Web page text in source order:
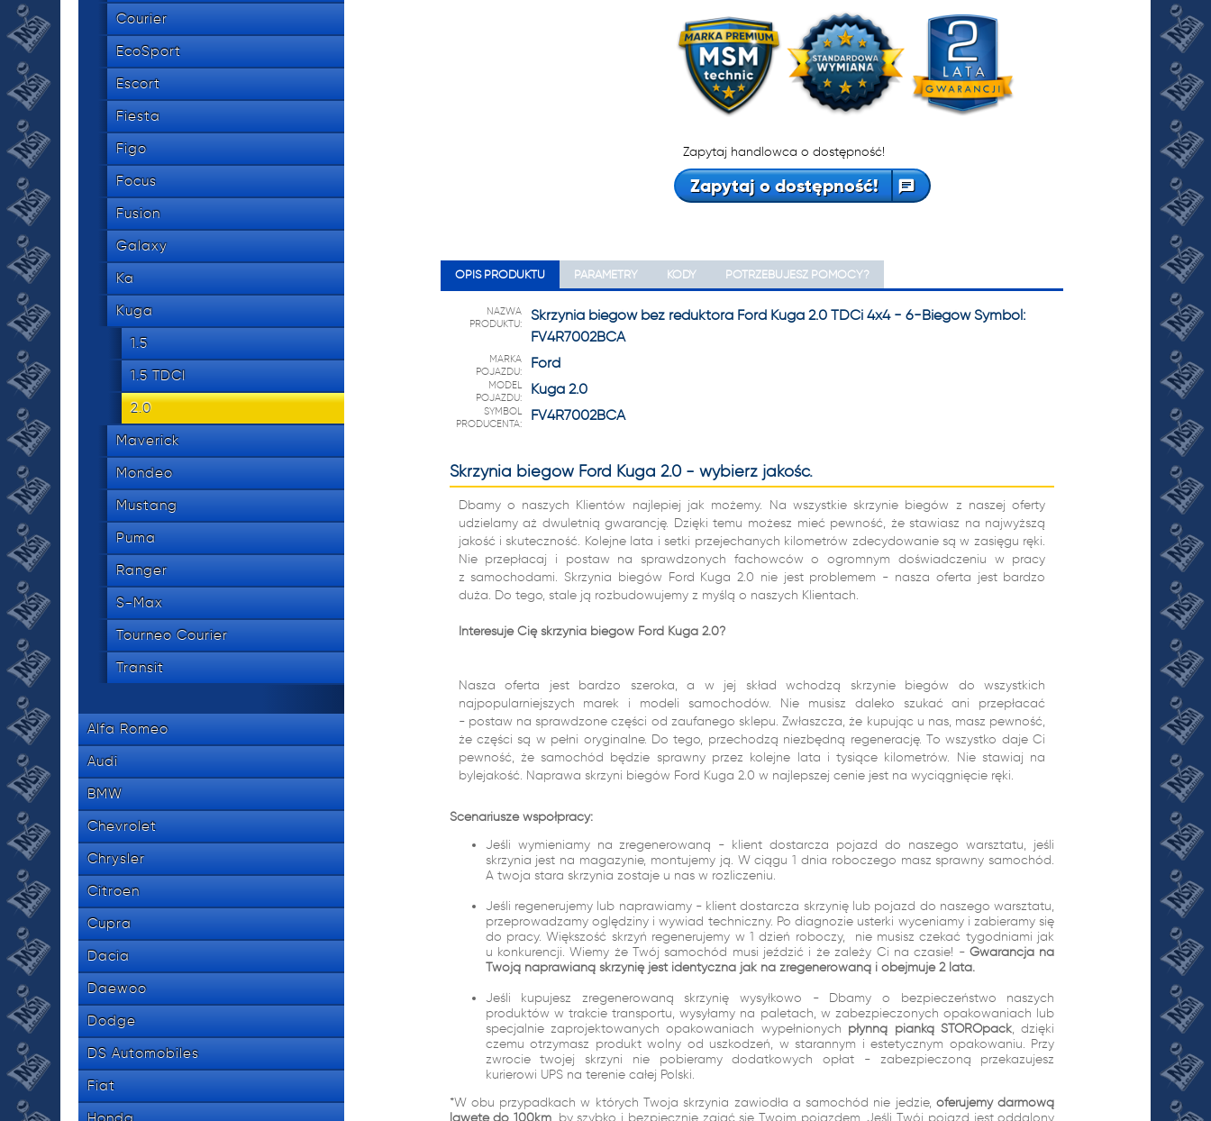
tel.
Courier
EcoSport
Escort
Fiesta
Figo
Focus
Fusion
Galaxy
Ka
Kuga
1.5
1.5 TDCI
2.0
Maverick
Mondeo
Mustang
Puma
Ranger
S-Max
Tourneo Courier
Transit
Alfa Romeo
Audi
BMW
Chevrolet
Chrysler
Citroen
Cupra
Dacia
Daewoo
Dodge
DS Automobiles
Fiat
Zapytaj handlowca o dostępność!
Zapytaj o dostępność!
OPIS PRODUKTU PARAMETRY KODY POTRZEBUJESZ POMOCY?
NAZWA
PRODUKTU:
Skrzynia biegów bez reduktora Ford Kuga 2.0 TDCi 4x4 - 6-Biegów Symbol:
FV4R7002BCA
MARKA
POJAZDU:
Ford
MODEL
POJAZDU:
Kuga 2.0
SYMBOL
PRODUCENTA:
FV4R7002BCA
Skrzynia biegów Ford Kuga 2.0 - wybierz jakość.
Dbamy o naszych Klientów najlepiej jak możemy. Na wszystkie skrzynie biegów z naszej oferty
udzielamy aż dwuletnią gwarancję. Dzięki temu możesz mieć pewność, że stawiasz na najwyższą
jakość i skuteczność. Kolejne lata i setki przejechanych kilometrów zdecydowanie są w zasięgu ręki.
Nie przepłacaj i postaw na sprawdzonych fachowców o ogromnym doświadczeniu w pracy
z samochodami. Skrzynia biegów Ford Kuga 2.0 nie jest problemem - nasza oferta jest bardzo
duża. Do tego, stale ją rozbudowujemy z myślą o naszych Klientach.
Interesuje Cię skrzynia biegów Ford Kuga 2.0?
Nasza oferta jest bardzo szeroka, a w jej skład wchodzą skrzynie biegów do wszystkich
najpopularniejszych marek i modeli samochodów. Nie musisz daleko szukać ani przepłacać
- postaw na sprawdzone części od zaufanego sklepu. Zwłaszcza, że kupując u nas, masz pewność,
że części są w pełni oryginalne. Do tego, przechodzą niezbędną regenerację. To wszystko daje Ci
pewność, że samochód będzie sprawny przez kolejne lata i tysiące kilometrów. Nie stawiaj na
bylejakość. Naprawa skrzyni biegów Ford Kuga 2.0 w najlepszej cenie jest na wyciągnięcie ręki.
Scenariusze współpracy:
Jeśli wymieniamy na zregenerowaną - klient dostarcza pojazd do naszego warsztatu, jeśli
skrzynia jest na magazynie, montujemy ją. W ciągu 1 dnia roboczego masz sprawny samochód.
A twoja stara skrzynia zostaje u nas w rozliczeniu.
Jeśli regenerujemy lub naprawiamy - klient dostarcza skrzynię lub pojazd do naszego warsztatu,
przeprowadzamy oględziny i wywiad techniczny. Po diagnozie usterki wyceniamy i zabieramy się
do pracy. Większość skrzyń regenerujemy w 1 dzień roboczy, nie musisz czekać tygodniami jak
u konkurencji. Wiemy że Twój samochód musi jeździć i że zależy Ci na czasie! -Gwarancja na
Twoją naprawianą skrzynię jest identyczna jak na zregenerowaną i obejmuje 2 lata.
Jeśli kupujesz zregenerowaną skrzynię wysyłkowo - Dbamy o bezpieczeństwo naszych
produktów w trakcie transportu, wysyłamy na paletach, w zabezpieczonych opakowaniach lub
specjalnie zaprojektowanych opakowaniach wypełnionych płynną pianką STOROpack, dzięki
czemu otrzymasz produkt wolny od uszkodzeń, w starannym i estetycznym opakowaniu. Przy
zwrocie twojej skrzyni nie pobieramy dodatkowych opłat - zabezpieczoną przekazujesz
kurierowi UPS na terenie całej Polski.
*W obu przypadkach w których Twoja skrzynia zawiodła a samochód nie jedzie,oferujemy darmową
lawetę do 100km, by szybko i bezpiecznie zająć się Twoim pojazdem. Jeśli Twój pojazd jest oddalony